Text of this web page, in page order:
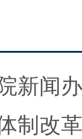
新闻
制改